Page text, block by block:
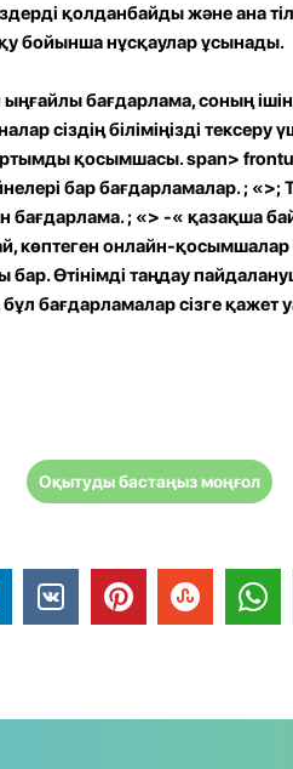
қолданбайды және ана
бойынша нұсқаулар ұсынады.
ыңғайлы бағдарлама, соның
сіздің біліміңізді тексеру
қосымшасы. span> frontu
бар бағдарламалар. ; «>;
бағдарлама. ; «> -« қазақша
көптеген онлайн-қосымшалар
бар. Өтінімді таңдау
бағдарламалар сізге қажет
Оқытуды бастаңыз моңғол